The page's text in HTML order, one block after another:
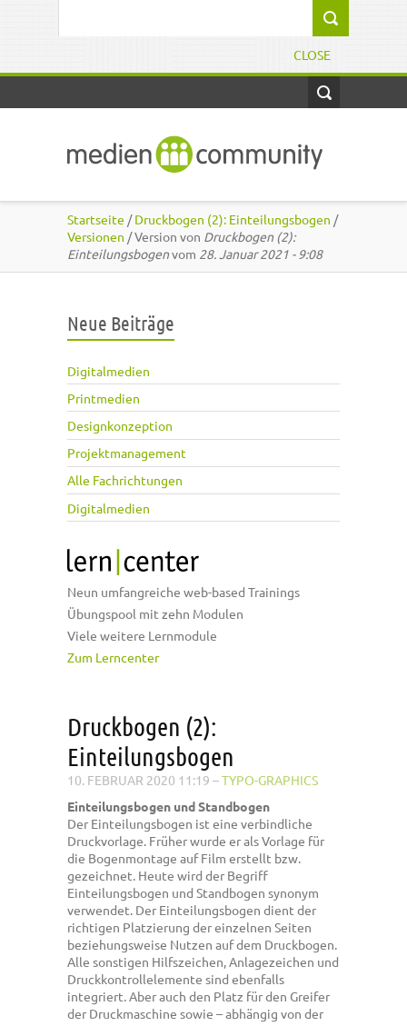
CLOSE
Startseite /Druckbogen (2): Einteilungsbogen /
Versionen / Version von Druckbogen (2):
Einteilungsbogenvom 28. Januar 2021 - 9:08
Neue Beiträge
Digitalmedien
Printmedien
Designkonzeption
Projektmanagement
Alle Fachrichtungen
Digitalmedien
Neun umfangreiche web-based Trainings
Übungspool mit zehn Modulen
Viele weitere Lernmodule
Zum Lerncenter
Druckbogen (2):
Einteilungsbogen
10. FEBRUAR 2020 11:19 –TYPO-GRAPHICS
Einteilungsbogen und Standbogen
Der Einteilungsbogen ist eine verbindliche
Druckvorlage. Früher wurde er als Vorlage für
die Bogenmontage auf Film erstellt bzw.
gezeichnet. Heute wird der Begriff
Einteilungsbogen und Standbogen synonym
verwendet. Der Einteilungsbogen dient der
richtigen Platzierung der einzelnen Seiten
beziehungsweise Nutzen auf dem Druckbogen.
Alle sonstigen Hilfszeichen, Anlagezeichen und
Druckkontrollelemente sind ebenfalls
integriert. Aber auch den Platz für den Greifer
der Druckmaschine sowie – abhängig von der